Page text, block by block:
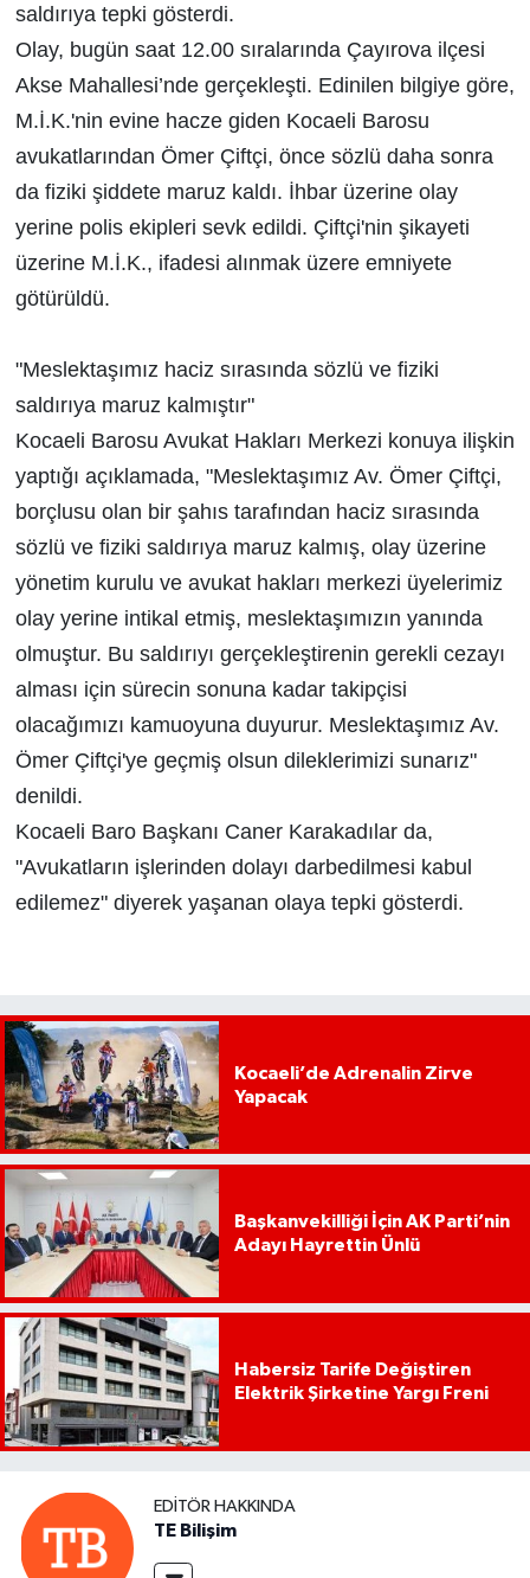
saldırıya tepki gösterdi.
Olay, bugün saat 12.00 sıralarında Çayırova ilçesi
Akse Mahallesi’nde gerçekleşti. Edinilen bilgiye göre,
M.İ.K.'nin evine hacze giden Kocaeli Barosu
avukatlarından Ömer Çiftçi, önce sözlü daha sonra
da fiziki şiddete maruz kaldı. İhbar üzerine olay
yerine polis ekipleri sevk edildi. Çiftçi'nin şikayeti
üzerine M.İ.K., ifadesi alınmak üzere emniyete
götürüldü.
"Meslektaşımız haciz sırasında sözlü ve fiziki
saldırıya maruz kalmıştır"
Kocaeli Barosu Avukat Hakları Merkezi konuya ilişkin
yaptığı açıklamada, "Meslektaşımız Av. Ömer Çiftçi,
borçlusu olan bir şahıs tarafından haciz sırasında
sözlü ve fiziki saldırıya maruz kalmış, olay üzerine
yönetim kurulu ve avukat hakları merkezi üyelerimiz
olay yerine intikal etmiş, meslektaşımızın yanında
olmuştur. Bu saldırıyı gerçekleştirenin gerekli cezayı
alması için sürecin sonuna kadar takipçisi
olacağımızı kamuoyuna duyurur. Meslektaşımız Av.
Ömer Çiftçi'ye geçmiş olsun dileklerimizi sunarız"
denildi.
Kocaeli Baro Başkanı Caner Karakadılar da,
"Avukatların işlerinden dolayı darbedilmesi kabul
edilemez" diyerek yaşanan olaya tepki gösterdi.
Kocaeli’de Adrenalin Zirve
Yapacak
Başkanvekilliği İçin AK Parti’nin
Adayı Hayrettin Ünlü
Habersiz Tarife Değiştiren
Elektrik Şirketine Yargı Freni
EDITÖR HAKKINDA
TE Bilişim